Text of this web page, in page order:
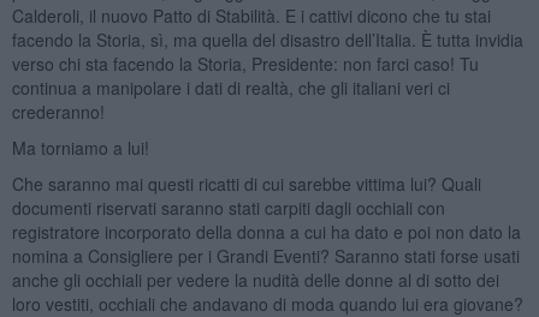
Calderoli, il nuovo Patto di Stabilità. E i cattivi dicono che tu stai
facendo la Storia, sì, ma quella del disastro dell’Italia. È tutta invidia
verso chi sta facendo la Storia, Presidente: non farci caso! Tu
continua a manipolare i dati di realtà, che gli italiani veri ci
crederanno!
Ma torniamo a lui!
Che saranno mai questi ricatti di cui sarebbe vittima lui? Quali
documenti riservati saranno stati carpiti dagli occhiali con
registratore incorporato della donna a cui ha dato e poi non dato la
nomina a Consigliere per i Grandi Eventi? Saranno stati forse usati
anche gli occhiali per vedere la nudità delle donne al di sotto dei
loro vestiti, occhiali che andavano di moda quando lui era giovane?